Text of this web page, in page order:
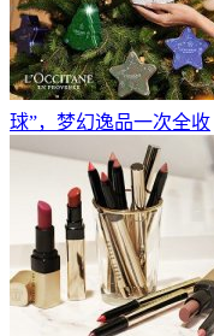
球”，梦幻逸品一次全收